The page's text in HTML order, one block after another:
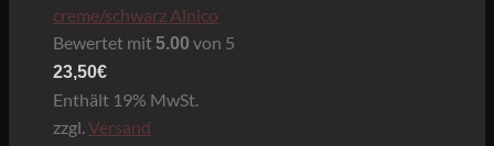
creme/schwarz Alnico
Bewertet mit5.00 von 5
23,50€
Enthält 19% MwSt.
zzgl.Versand